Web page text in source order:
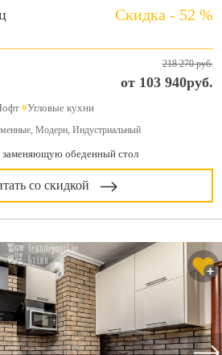
Скидка - 52 %
218 270 руб.
от 103 940руб.
#Угловые кухни
Модерн, Индустриальный
заменяющую обеденный стол
со скидкой